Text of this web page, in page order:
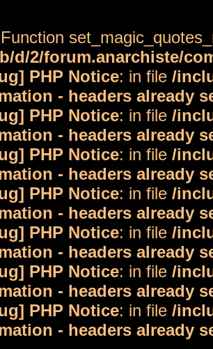
d/2/forum.anarchiste/
PHP Notice: in file /
- headers already
PHP Notice: in file /
- headers already
PHP Notice: in file /
- headers already
PHP Notice: in file /
- headers already
PHP Notice: in file /
- headers already
PHP Notice: in file /
- headers already
PHP Notice: in file /
- headers already